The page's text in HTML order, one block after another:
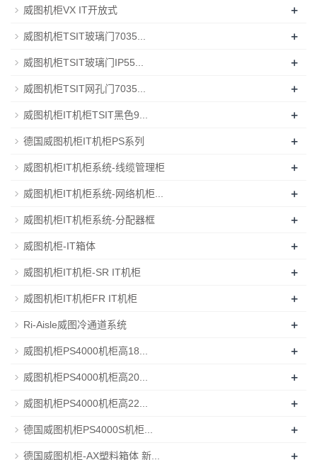
威图机柜VX IT开放式 +
威图机柜TSIT玻璃门7035... +
威图机柜TSIT玻璃门IP55... +
威图机柜TSIT网孔门7035... +
威图机柜IT机柜TSIT黑色9... +
德国威图机柜IT机柜PS系列 +
威图机柜IT机柜系统-线缆管理柜 +
威图机柜IT机柜系统-网络机柜... +
威图机柜IT机柜系统-分配器框 +
威图机柜-IT箱体 +
威图机柜IT机柜-SR IT机柜 +
威图机柜IT机柜FR IT机柜 +
Ri-Aisle威图冷通道系统 +
威图机柜PS4000机柜高18... +
威图机柜PS4000机柜高20... +
威图机柜PS4000机柜高22... +
德国威图机柜PS4000S机柜... +
德国威图机柜-AX塑料箱体 新... +